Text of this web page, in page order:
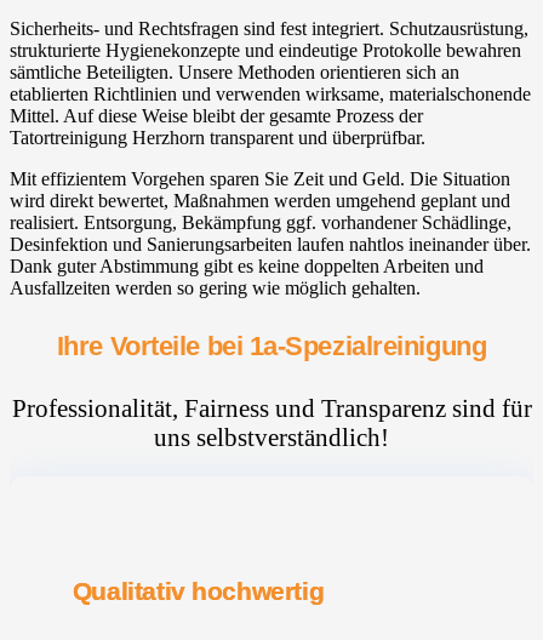
Sicherheits- und Rechtsfragen sind fest integriert. Schutzausrüstung,
strukturierte Hygienekonzepte und eindeutige Protokolle bewahren
sämtliche Beteiligten. Unsere Methoden orientieren sich an
etablierten Richtlinien und verwenden wirksame, materialschonende
Mittel. Auf diese Weise bleibt der gesamte Prozess der
Tatortreinigung Herzhorn transparent und überprüfbar.
Mit effizientem Vorgehen sparen Sie Zeit und Geld. Die Situation
wird direkt bewertet, Maßnahmen werden umgehend geplant und
realisiert. Entsorgung, Bekämpfung ggf. vorhandener Schädlinge,
Desinfektion und Sanierungsarbeiten laufen nahtlos ineinander über.
Dank guter Abstimmung gibt es keine doppelten Arbeiten und
Ausfallzeiten werden so gering wie möglich gehalten.
Ihre Vorteile bei 1a-Spezialreinigung
Professionalität, Fairness und Transparenz sind für
uns selbstverständlich!
Qualitativ hochwertig